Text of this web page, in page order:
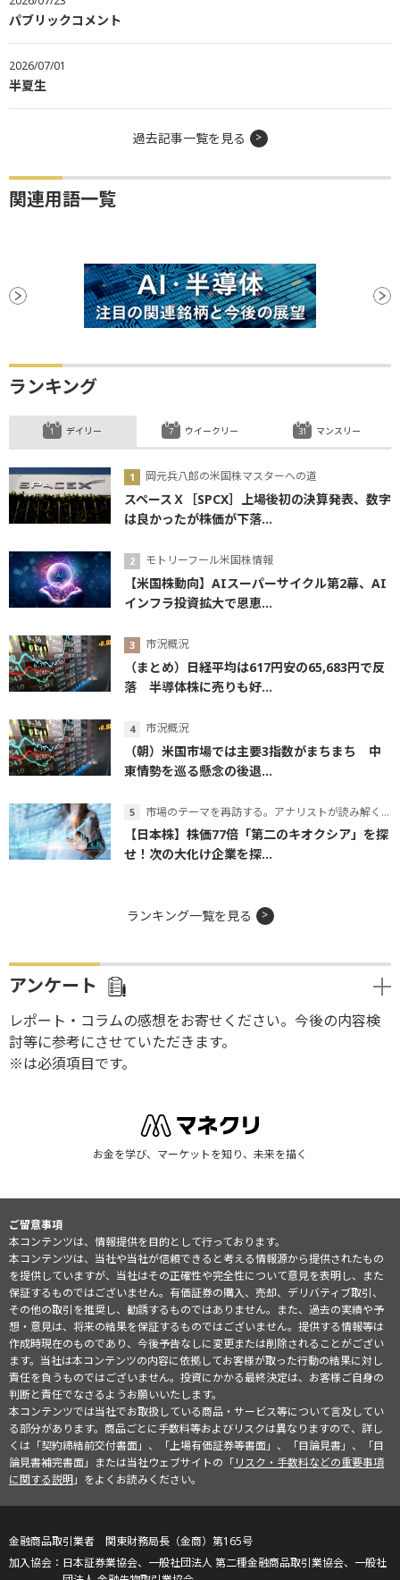
パブリックコメント
2026/07/01
半夏生
過去記事一覧を見る
関連用語一覧
ランキング
デイリー
岡元兵八郎の米国株マスターへの道
スペースＸ［SPCX］上場後初の決算発表、数字
は良かったが株価が下落...
モトリーフール米国株情報
【米国株動向】AIスーパーサイクル第2幕、AI
インフラ投資拡大で恩恵...
市況概況
（まとめ）日経平均は617円安の65,683円で反
落 半導体株に売りも好...
市況概況
（朝）米国市場では主要3指数がまちまち 中
東情勢を巡る懸念の後退...
市場のテーマを再訪する。アナリストが読み解くテーマの本質
【日本株】株価77倍「第二のキオクシア」を探
せ！次の大化け企業を探...
ウイークリー マンスリー
ランキング一覧を見る
アンケート
レポート・コラムの感想をお寄せください。今後の内容検
討等に参考にさせていただきます。
※は必須項目です。
お金を学び、マーケットを知り、未来を描く
ご留意事項
本コンテンツは、情報提供を目的として行っております。
本コンテンツは、当社や当社が信頼できると考える情報源から提供されたもの
を提供していますが、当社はその正確性や完全性について意見を表明し、また
保証するものではございません。有価証券の購入、売却、デリバティブ取引、
その他の取引を推奨し、勧誘するものではありません。また、過去の実績や予
想・意見は、将来の結果を保証するものではございません。提供する情報等は
作成時現在のものであり、今後予告なしに変更または削除されることがござい
ます。当社は本コンテンツの内容に依拠してお客様が取った行動の結果に対し
責任を負うものではございません。投資にかかる最終決定は、お客様ご自身の
判断と責任でなさるようお願いいたします。
本コンテンツでは当社でお取扱している商品・サービス等について言及してい
る部分があります。商品ごとに手数料等およびリスクは異なりますので、詳し
くは「契約締結前交付書面」、「上場有価証券等書面」、「目論見書」、「目
論見書補完書面」または当社ウェブサイトの「リスク・手数料などの重要事項
に関する説明」をよくお読みください。
金融商品取引業者 関東財務局長（金商）第165号
日本証券業協会、一般社団法人 第二種金融商品取引業協会、一般社